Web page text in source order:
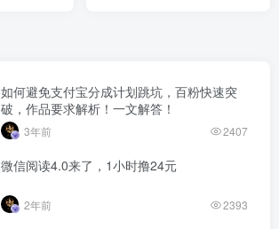
如何避免支付宝分成计划跳坑，百粉快速突
破，作品要求解析！一文解答！
3年前 2407
微信阅读4.0来了，1小时撸24元
2年前 2393